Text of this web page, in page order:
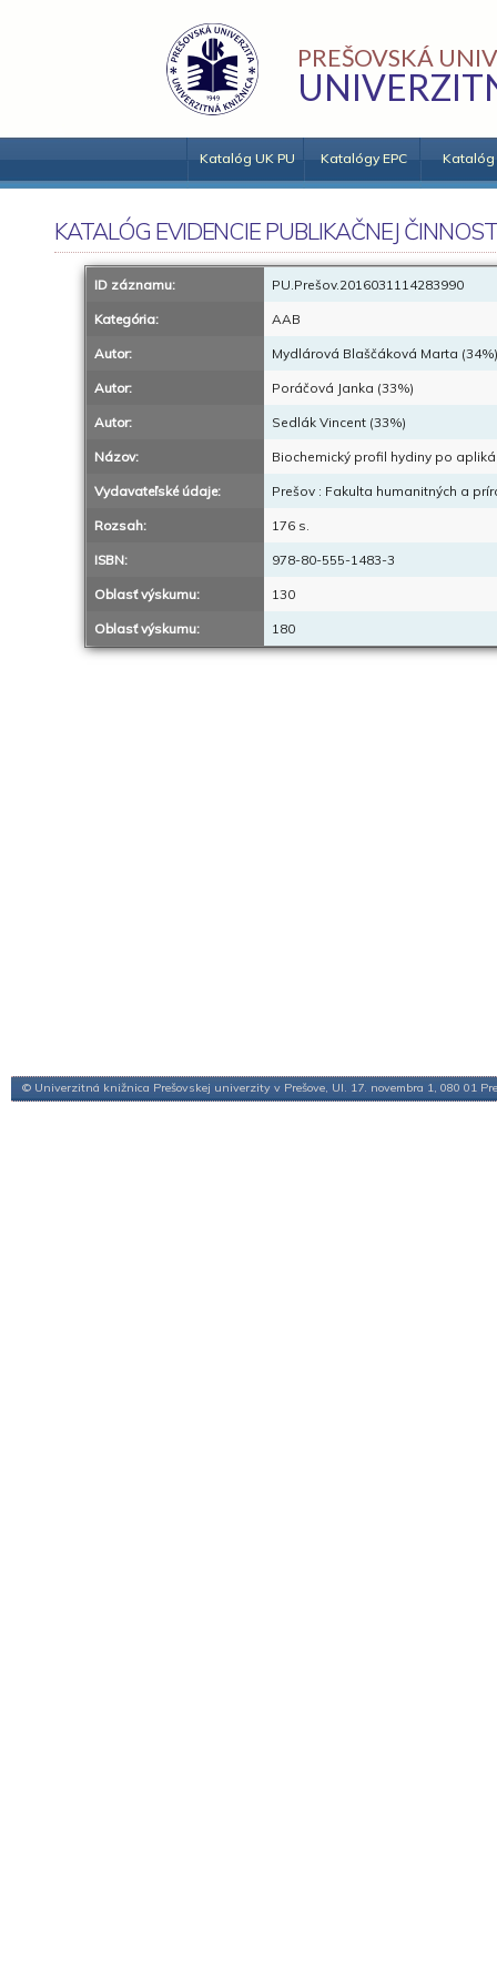
PREŠOVSKÁ
Katalóg UK PU Katalógy EPC Katalóg
KATALÓG EVIDENCIE PUBLIKAČNEJ
ID záznamu: PU.Prešov.2016031114283990
Kategória: AAB
Autor: Mydlárová Blaščáková Marta (34%)
Autor: Poráčová Janka (33%)
Autor: Sedlák Vincent (33%)
Názov: Biochemický profil hydiny po
Vydavateľské údaje: Prešov : Fakulta humanitných a
Rozsah: 176 s.
ISBN: 978-80-555-1483-3
Oblasť výskumu: 130
Oblasť výskumu: 180
© Univerzitná knižnica Prešovskej univerzity v Prešove, Ul. 17. novembra 1, 080 01